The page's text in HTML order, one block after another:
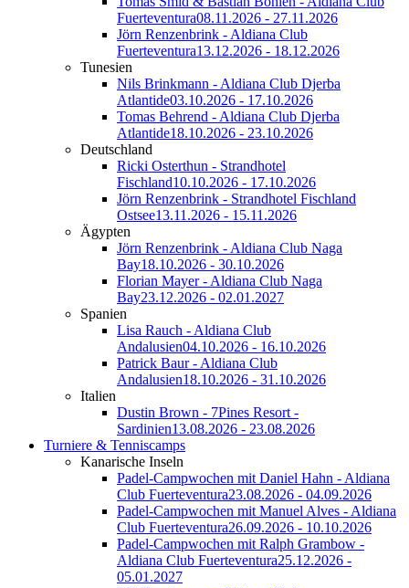
Fuerteventura08.11.2026 - 27.11.2026
Jörn Renzenbrink - Aldiana Club
Fuerteventura13.12.2026 - 18.12.2026
Tunesien
Nils Brinkmann - Aldiana Club Djerba
Atlantide03.10.2026 - 17.10.2026
Tomas Behrend - Aldiana Club Djerba
Atlantide18.10.2026 - 23.10.2026
Deutschland
Ricki Osterthun - Strandhotel
Fischland10.10.2026 - 17.10.2026
Jörn Renzenbrink - Strandhotel Fischland
Ostsee13.11.2026 - 15.11.2026
Ägypten
Jörn Renzenbrink - Aldiana Club Naga
Bay18.10.2026 - 30.10.2026
Florian Mayer - Aldiana Club Naga
Bay23.12.2026 - 02.01.2027
Spanien
Lisa Rauch - Aldiana Club
Andalusien04.10.2026 - 16.10.2026
Patrick Baur - Aldiana Club
Andalusien18.10.2026 - 31.10.2026
Italien
Dustin Brown - 7Pines Resort -
Sardinien13.08.2026 - 23.08.2026
Turniere & Tenniscamps
Kanarische Inseln
Padel-Campwochen mit Daniel Hahn - Aldiana
Club Fuerteventura23.08.2026 - 04.09.2026
Padel-Campwochen mit Manuel Alves - Aldiana
Club Fuerteventura26.09.2026 - 10.10.2026
Padel-Campwochen mit Ralph Grambow -
Aldiana Club Fuerteventura25.12.2026 -
05.01.2027